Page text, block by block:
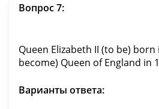
Вопрос 7:
Queen Elizabeth II (to be) born
become) Queen of England in
Варианты ответа: